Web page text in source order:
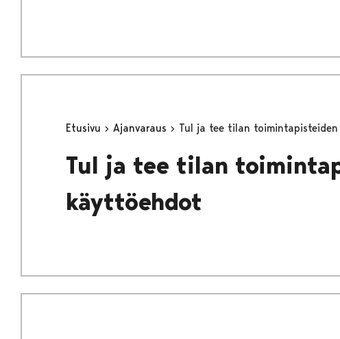
Etusivu Ajanvaraus Tul ja tee tilan
Tul ja tee tilan
käyttöehdot